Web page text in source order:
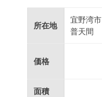
所在地
宜野湾市
普天間
価格
面積